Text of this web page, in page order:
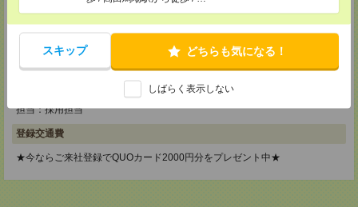
スキップ どちらも気になる！
しばらく表示しない
MAIL：
担当：採用担当
メディカルケア事業部 横浜オフィス
2F B区画
tenshoku@nikken-ts.jp
担当：採用担当
登録交通費
★今ならご来社登録でQUOカード2000円分をプレゼント中★